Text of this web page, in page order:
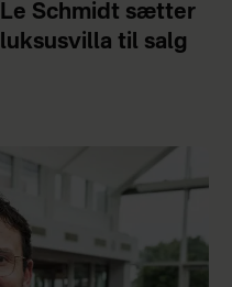
Le Schmidt sætter
luksusvilla til salg